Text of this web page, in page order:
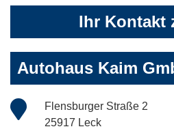
Ihr Kontakt
Autohaus Kaim
Flensburger Straße 2
25917 Leck